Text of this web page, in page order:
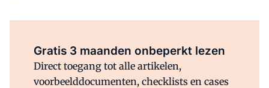
Gratis 3 maanden onbeperkt lezen
Direct toegang tot alle artikelen,
voorbeelddocumenten, checklists en cases